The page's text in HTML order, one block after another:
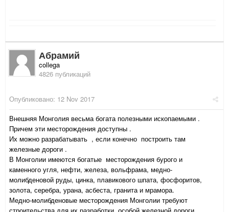
Абрамий
collega
4826 публикаций
Опубликовано: 12 Nov 2017
Внешняя Монголия весьма богата полезными ископаемыми .
Причем эти месторождения доступны .
Их можно разрабатывать , если конечно построить там
железные дороги .
В Монголии имеются богатые месторождения бурого и
каменного угля, нефти, железа, вольфрама, медно-
молибденовой руды, цинка, плавикового шпата, фосфоритов,
золота, серебра, урана, асбеста, гранита и мрамора.
Медно-молибденовые месторождения Монголии требуют